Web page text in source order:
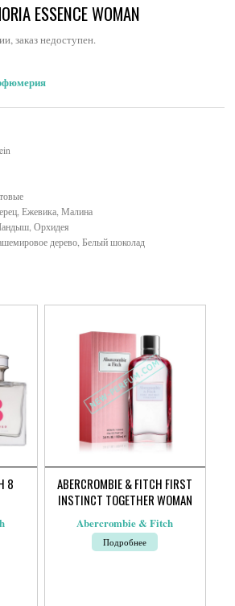
ESSENCE WOMAN
заказ недоступен.
Ежевика, Малина
Орхидея
дерево, Белый шоколад
8
ABERCROMBIE & FITCH FIRST
INSTINCT TOGETHER WOMAN
Abercrombie & Fitch
Подробнее